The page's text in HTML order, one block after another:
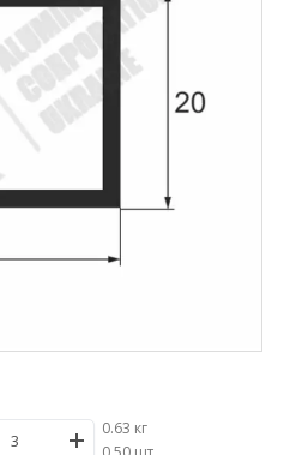
0.63 кг